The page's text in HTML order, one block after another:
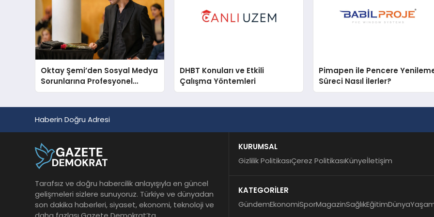
Oktay Şemi’den Sosyal Medya
Sorunlarına Profesyonel
Müdahale ve Hızlı Çözüm
DHBT Konuları ve Etkili
Çalışma Yöntemleri
Pimapen ile Pencere
Süreci Nasıl İlerler?
Haberin Doğru Adresi
Tarafsız ve doğru habercilik anlayışıyla en güncel
gelişmeleri sizlere sunuyoruz. Türkiye ve dünyadan
son dakika haberleri, siyaset, ekonomi, teknoloji ve
KURUMSAL
Gizlilik PolitikasıÇerez PolitikasıKünyeİletişim
KATEGORİLER
GündemEkonomiSporMagazinSağlıkEğitimDünya